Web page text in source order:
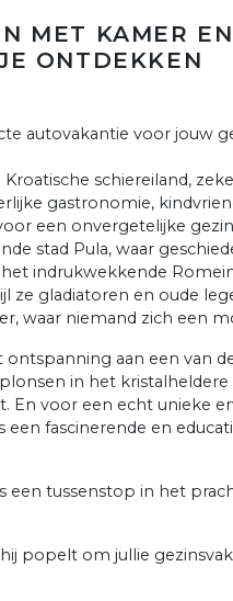
MET KAMER
ONTDEKKEN
autovakantie voor jouw
schiereiland,
gastronomie,
een onvergetelijke
stad Pula, waar
indrukwekkende
ze gladiatoren en oude
waar niemand zich een
aan een van
in het
En voor een echt unieke
fascinerende en
een tussenstop in het
hij popelt om jullie